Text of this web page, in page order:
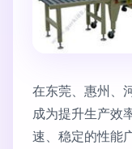
在东莞、惠州、
成为提升生产效
速、稳定的性能